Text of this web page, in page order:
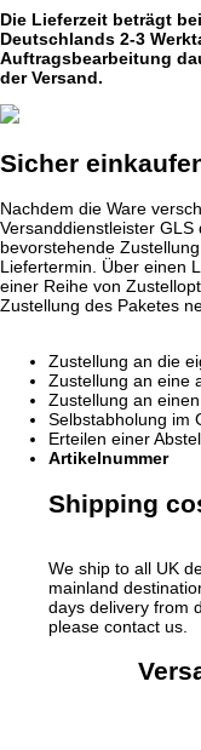
Die Lieferzeit beträgt
Deutschlands 2-3
Auftragsbearbeitung
der Versand.
Sicher
Nachdem die Ware
Versanddienstleister
bevorstehende
Liefertermin. Über einen
einer Reihe von
Zustellung des Paketes
Zustellung an die
Zustellung an eine
Zustellung an
Selbstabholung im
Erteilen einer
Artikelnummer
Shipping
We ship to all UK
mainland
days delivery from
please contact us.